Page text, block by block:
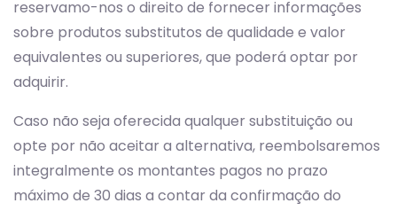
reservamo-nos o direito de fornecer informações
sobre produtos substitutos de qualidade e valor
equivalentes ou superiores, que poderá optar por
adquirir.
Caso não seja oferecida qualquer substituição ou
opte por não aceitar a alternativa, reembolsaremos
integralmente os montantes pagos no prazo
máximo de 30 dias a contar da confirmação do